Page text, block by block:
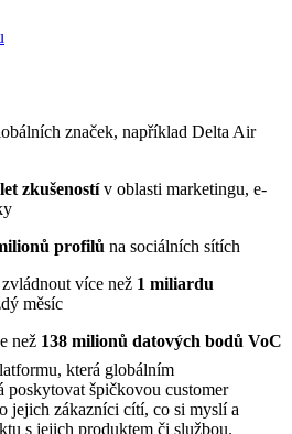
značek, například Delta Air
zkušenostív oblasti marketingu, e-
profilů na sociálních sítích
více než 1 miliardu
měsíc
než 138 milionů datových bodů VoC
která globálním
poskytovat špičkovou customer
jejich zákazníci cítí, co si myslí a
s jejich produktem či službou.